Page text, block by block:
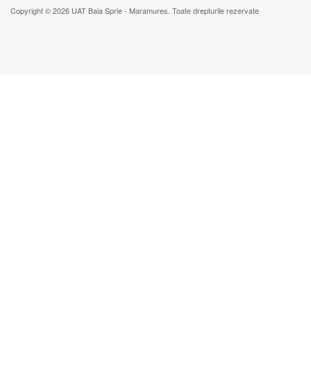
Copyright © 2026 UAT Baia Sprie - Maramures. Toate drepturile rezervate